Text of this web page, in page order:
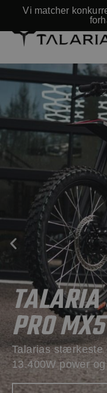
Vi matcher
TALARIA
PRO MX5
Talarias stærkeste
13.400W power